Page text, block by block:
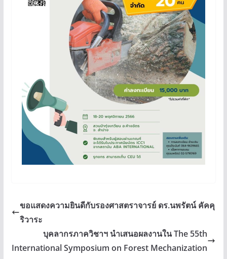
ขอแสดงความยินดีกับรองศาสตราจารย์ ดร.นพรัตน์ คัคคุ
ริวาระ
บุคลากรภาควิชาฯ นำเสนอผลงานใน The 55th
International Symposium on Forest Mechanization